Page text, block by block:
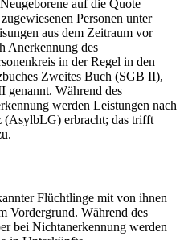
auf die Quote
Personen unter
aus dem Zeitraum vor
Anerkennung des
in der Regel in den
Zweites Buch (SGB II),
genannt. Während des
werden Leistungen nach
(AsylbLG) erbracht; das trifft
Flüchtlinge mit von ihnen
Vordergrund. Während des
bei Nichtanerkennung werden